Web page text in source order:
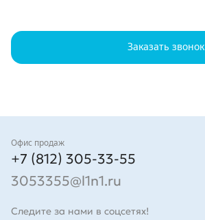
Заказать звонок
Контакты
Офис продаж
+7 (812) 305-33-55
3053355@l1n1.ru
Следите за нами в соцсетях!